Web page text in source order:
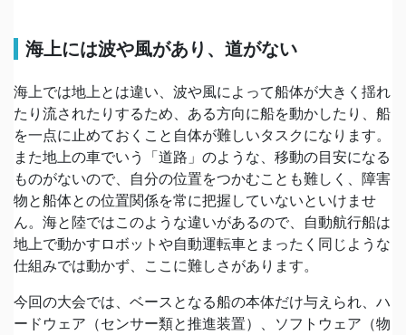
海上には波や風があり、道がない
海上では地上とは違い、波や風によって船体が大きく揺れ
たり流されたりするため、ある方向に船を動かしたり、船
を一点に止めておくこと自体が難しいタスクになります。
また地上の車でいう「道路」のような、移動の目安になる
ものがないので、自分の位置をつかむことも難しく、障害
物と船体との位置関係を常に把握していないといけませ
ん。海と陸ではこのような違いがあるので、自動航行船は
地上で動かすロボットや自動運転車とまったく同じような
仕組みでは動かず、ここに難しさがあります。
今回の大会では、ベースとなる船の本体だけ与えられ、ハ
ードウェア（センサー類と推進装置）、ソフトウェア（物